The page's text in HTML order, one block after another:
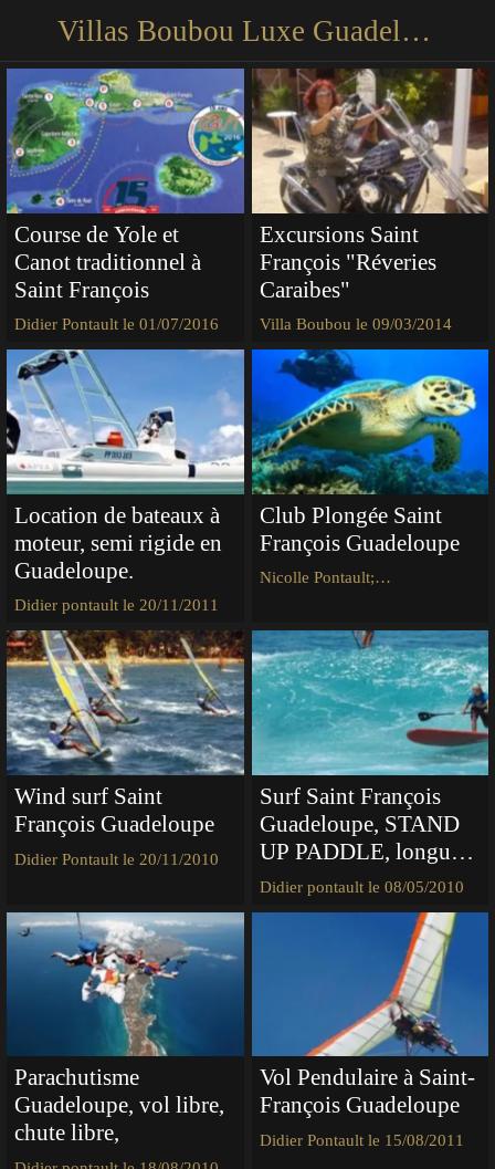
Villas Boubou Luxe Guadeloupe
Didier Pontault le 01/07/2016
Course de Yole et
Canot traditionnel à
Saint François
Villa Boubou le 09/03/2014
Excursions Saint
François "Réveries
Caraibes"
Didier pontault le 20/11/2011
Location de bateaux à
moteur, semi rigide en
Guadeloupe.
Nicolle Pontault;
Club Plongée Saint
François Guadeloupe
Didier Pontault le 20/11/2010
Wind surf Saint
François Guadeloupe
Didier pontault le 08/05/2010
Surf Saint François
Guadeloupe, STAND
UP PADDLE, longue
rame surf
Parachutisme
Guadeloupe, vol libre,
chute libre,
Didier Pontault le 15/08/2011
Vol Pendulaire à Saint-
François Guadeloupe